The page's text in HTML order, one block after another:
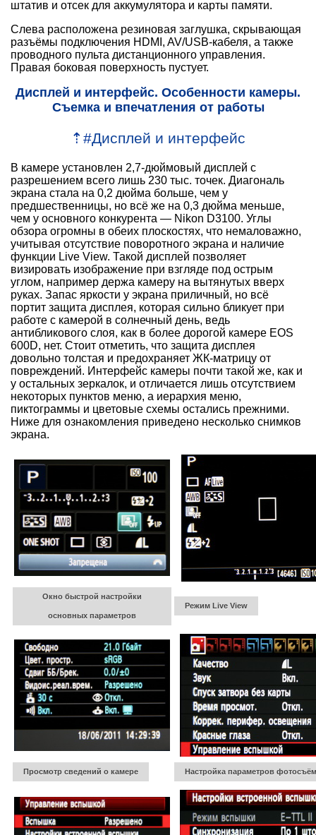
штатив и отсек для аккумулятора и карты памяти.
Слева расположена резиновая заглушка, скрывающая
разъёмы подключения HDMI, AV/USB-кабеля, а также
проводного пульта дистанционного управления.
Правая боковая поверхность пустует.
Дисплей и интерфейс. Особенности камеры.
Съемка и впечатления от работы
⇡ #Дисплей и интерфейс
В камере установлен 2,7-дюймовый дисплей с
разрешением всего лишь 230 тыс. точек. Диагональ
экрана стала на 0,2 дюйма больше, чем у
предшественницы, но всё же на 0,3 дюйма меньше,
чем у основного конкурента — Nikon D3100. Углы
обзора огромны в обеих плоскостях, что немаловажно,
учитывая отсутствие поворотного экрана и наличие
функции Live View. Такой дисплей позволяет
визировать изображение при взгляде под острым
углом, например держа камеру на вытянутых вверх
руках. Запас яркости у экрана приличный, но всё
портит защита дисплея, которая сильно бликует при
работе с камерой в солнечный день, ведь
антибликового слоя, как в более дорогой камере EOS
600D, нет. Стоит отметить, что защита дисплея
довольно толстая и предохраняет ЖК-матрицу от
повреждений. Интерфейс камеры почти такой же, как и
у остальных зеркалок, и отличается лишь отсутствием
некоторых пунктов меню, а иерархия меню,
пиктограммы и цветовые схемы остались прежними.
Ниже для ознакомления приведено несколько снимков
экрана.
Окно быстрой настройки
основных параметров
Режим Live View
Просмотр сведений о камере Настройка параметров